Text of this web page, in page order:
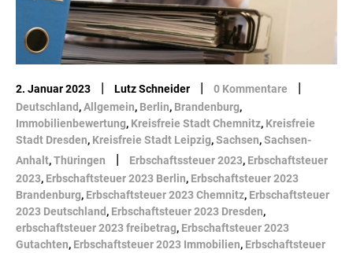
2. Januar 2023 | Lutz Schneider | 0 Kommentare |
Deutschland ,Allgemein, Berlin, Brandenburg,
Immobilienbewertung, Kreisfreie Stadt Chemnitz, Kreisfreie
Stadt Dresden, Kreisfreie Stadt Leipzig,Sachsen,Sachsen-
Anhalt,Thüringen | Erbschaftssteuer 2023, Erbschaftsteuer
2023, Erbschaftsteuer 2023 Berlin, Erbschaftsteuer 2023
Brandenburg, Erbschaftsteuer 2023 Chemnitz, Erbschaftsteuer
2023 Deutschland , Erbschaftsteuer 2023 Dresden,
erbschaftsteuer 2023 freibetrag, Erbschaftsteuer 2023
Gutachten, Erbschaftsteuer 2023 Immobilien, Erbschaftsteuer